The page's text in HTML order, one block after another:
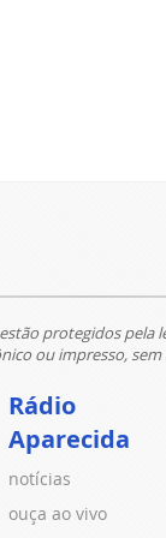
protegidos pela
ou impresso,
Rádio
Aparecida
notícias
ouça ao vivo